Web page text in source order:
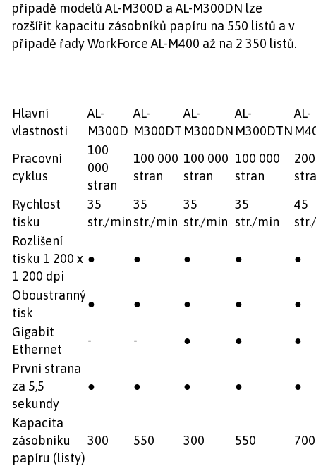
případě modelů AL-M300D a AL-M300DN lze
rozšířit kapacitu zásobníků papíru na 550 listů a v
případě řady WorkForce AL-M400 až na 2 350 listů.
Hlavní
vlastnosti
AL-
M300D
AL-
M300DT
AL-
M300DN
AL-
M300DTN
AL-
Pracovní
cyklus
100
000
stran
100 000
stran
100 000
stran
100 000
stran
Rychlost
tisku
35
str./min
35
str./min
35
str./min
35
str./min
45
Rozlišení
tisku 1 200 x
1 200 dpi
● ● ● ● ●
Oboustranný
tisk
● ● ● ●
●
Gigabit
Ethernet
- - ● ●
●
První strana
za 5,5
sekundy
● ● ● ● ●
Kapacita
zásobníku
papíru (listy)
300 550 300 550 700